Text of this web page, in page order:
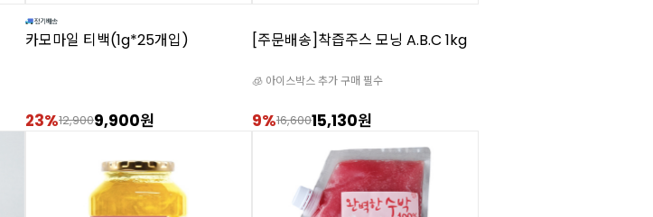
카모마일 티백(1g*25개입)
23%12,9009,900원
[주문배송]착즙주스 모닝 A.B.C 1kg
🧊 아이스박스 추가 구매 필수
9%16,60015,130원